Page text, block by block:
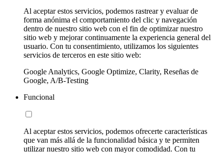
Al aceptar estos servicios, podemos rastrear y evaluar de
forma anónima el comportamiento del clic y navegación
dentro de nuestro sitio web con el fin de optimizar nuestro
sitio web y mejorar continuamente la experiencia general del
usuario. Con tu consentimiento, utilizamos los siguientes
servicios de terceros en este sitio web:
Google Analytics, Google Optimize, Clarity, Reseñas de
Google, A/B-Testing
Funcional
Al aceptar estos servicios, podemos ofrecerte características
que van más allá de la funcionalidad básica y te permiten
utilizar nuestro sitio web con mayor comodidad. Con tu